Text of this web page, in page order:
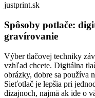
justprint.sk
Spôsoby potlače:
gravírovanie
Výber tlačovej techniky
vzhľad chcete. Digitálna
obrázky, dobre sa používa
Sieťotlač je lepšia pri
dizajnoch, najmä ak ide o